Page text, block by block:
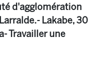
d'agglomération
Lakabe, 30
Travailler une